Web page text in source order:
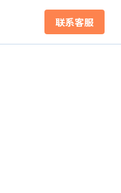
联系客服